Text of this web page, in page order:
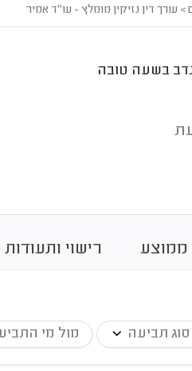
> עורך דין נזיקין מומלץ - עו"ד אמיר
בשעה טובה
ממוצע רישוי ותעודות
סוג תביעה מול מי